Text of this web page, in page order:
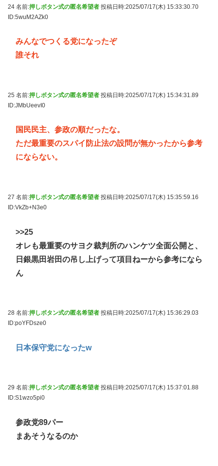
24 名前:押しボタン式の匿名希望者 投稿日時:2025/07/17(木) 15:33:30.70
ID:5wuM2AZk0
みんなでつくる党になったぞ
誰それ
25 名前:押しボタン式の匿名希望者 投稿日時:2025/07/17(木) 15:34:31.89
ID:JMbUeevI0
国民民主、参政の順だったな。
ただ最重要のスパイ防止法の設問が無かったから参考
にならない。
27 名前:押しボタン式の匿名希望者 投稿日時:2025/07/17(木) 15:35:59.16
ID:VkZb+N3e0
>>25
オレも最重要のサヨク裁判所のハンケツ全面公開と、
日銀黒田岩田の吊し上げって項目ねーから参考になら
ん
28 名前:押しボタン式の匿名希望者 投稿日時:2025/07/17(木) 15:36:29.03
ID:poYFDsze0
日本保守党になったw
29 名前:押しボタン式の匿名希望者 投稿日時:2025/07/17(木) 15:37:01.88
ID:S1wzo5pi0
参政党89パー
まあそうなるのか